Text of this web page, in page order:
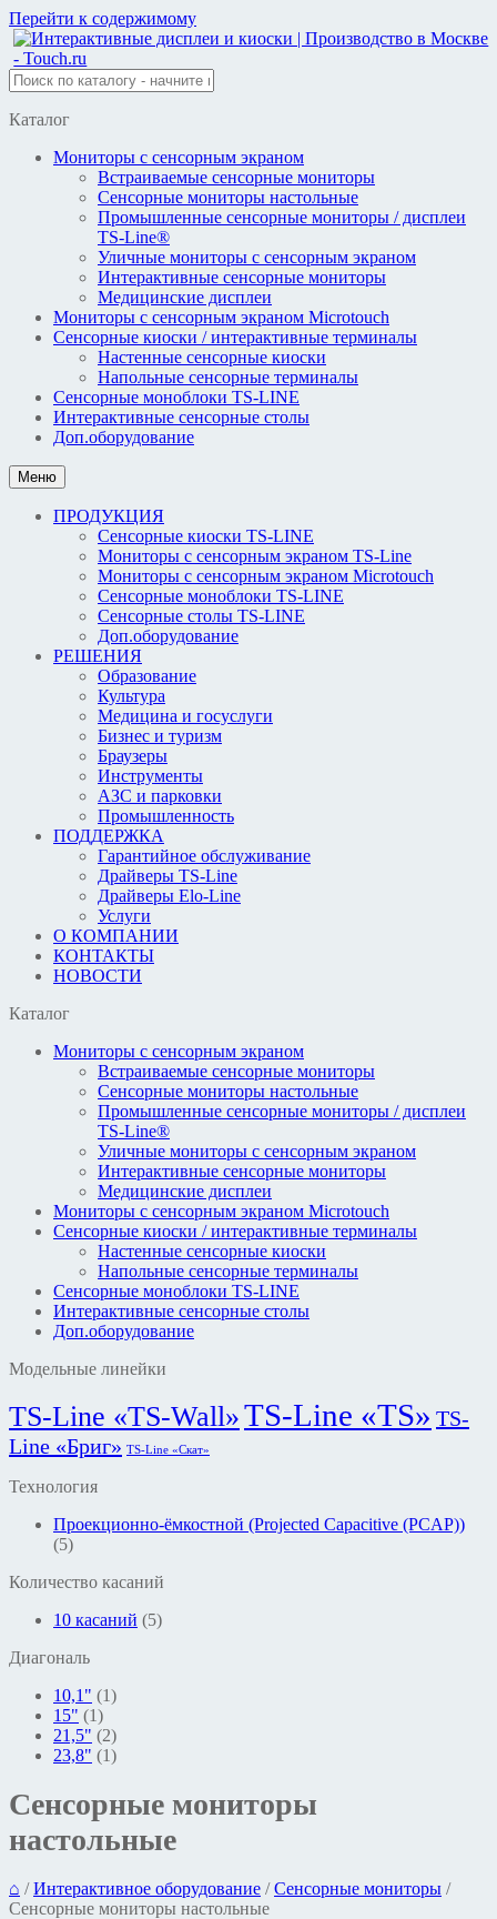
Перейти к содержимому
Каталог
Мониторы с сенсорным экраном
Встраиваемые сенсорные мониторы
Сенсорные мониторы настольные
Промышленные сенсорные мониторы / дисплеи
TS-Line®
Уличные мониторы с сенсорным экраном
Интерактивные сенсорные мониторы
Медицинские дисплеи
Мониторы с сенсорным экраном Microtouch
Сенсорные киоски / интерактивные терминалы
Настенные сенсорные киоски
Напольные сенсорные терминалы
Сенсорные моноблоки TS-LINE
Интерактивные сенсорные столы
Доп.оборудование
Меню
ПРОДУКЦИЯ
Сенсорные киоски TS-LINE
Мониторы с сенсорным экраном TS-Line
Мониторы с сенсорным экраном Microtouch
Сенсорные моноблоки TS-LINE
Сенсорные столы TS-LINE
Доп.оборудование
РЕШЕНИЯ
Образование
Культура
Медицина и госуслуги
Бизнес и туризм
Браузеры
Инструменты
АЗС и парковки
Промышленность
ПОДДЕРЖКА
Гарантийное обслуживание
Драйверы TS-Line
Драйверы Elo-Line
Услуги
О КОМПАНИИ
КОНТАКТЫ
НОВОСТИ
Каталог
Мониторы с сенсорным экраном
Встраиваемые сенсорные мониторы
Сенсорные мониторы настольные
Промышленные сенсорные мониторы / дисплеи
TS-Line®
Уличные мониторы с сенсорным экраном
Интерактивные сенсорные мониторы
Медицинские дисплеи
Мониторы с сенсорным экраном Microtouch
Сенсорные киоски / интерактивные терминалы
Настенные сенсорные киоски
Напольные сенсорные терминалы
Сенсорные моноблоки TS-LINE
Интерактивные сенсорные столы
Доп.оборудование
Модельные линейки
TS-Line «TS-Wall»TS-Line «TS» TS-
Line «Бриг» TS-Line «Скат»
Технология
Проекционно-ёмкостной (Projected Capacitive (PCAP))
(5)
Количество касаний
10 касаний (5)
Диагональ
10,1" (1)
15" (1)
21,5" (2)
23,8" (1)
Сенсорные мониторы
настольные
⌂ /Интерактивное оборудование /Сенсорные мониторы /
Сенсорные мониторы настольные